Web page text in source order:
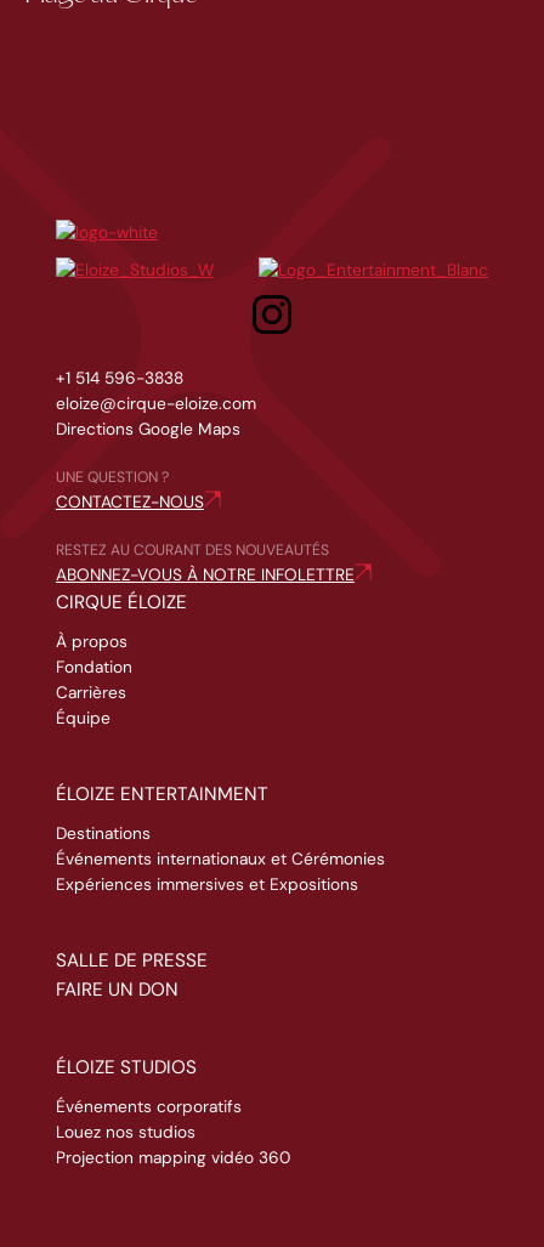
Rouge 2100
Cirque Éloize
Éloize Studios
Eloize entertainment
+1 514 596-3838
eloize@cirque-eloize.com
Directions Google Maps
UNE QUESTION ?
CONTACTEZ-NOUS
RESTEZ AU COURANT DES NOUVEAUTÉS
ABONNEZ-VOUS À NOTRE INFOLETTRE
CIRQUE ÉLOIZE
À propos
Fondation
Carrières
Équipe
ÉLOIZE ENTERTAINMENT
Destinations
Événements internationaux et Cérémonies
Expériences immersives et Expositions
SALLE DE PRESSE
FAIRE UN DON
ÉLOIZE STUDIOS
Événements corporatifs
Louez nos studios
Projection mapping vidéo 360